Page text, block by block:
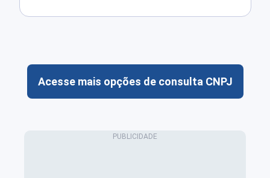
Acesse mais opções de consulta CNPJ